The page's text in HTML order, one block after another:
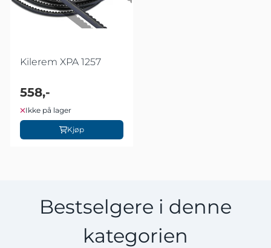
Kilerem XPA 1257
558,-
Ikke på lager
Kjøp
Bestselgere i denne
kategorien